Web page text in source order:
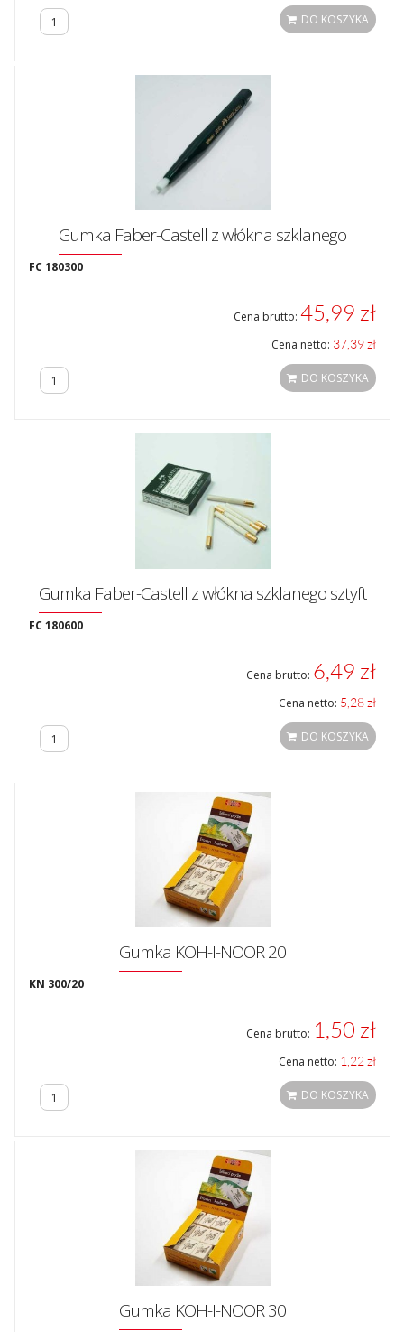
DO KOSZYKA
Gumka Faber-Castell z włókna szklanego
FC 180300
Cena brutto: 45,99 zł
Cena netto: 37,39 zł
DO KOSZYKA
Gumka Faber-Castell z włókna szklanego sztyft
FC 180600
Cena brutto: 6,49 zł
Cena netto: 5,28 zł
DO KOSZYKA
Gumka KOH-I-NOOR 20
KN 300/20
Cena brutto: 1,50 zł
Cena netto: 1,22 zł
DO KOSZYKA
Gumka KOH-I-NOOR 30